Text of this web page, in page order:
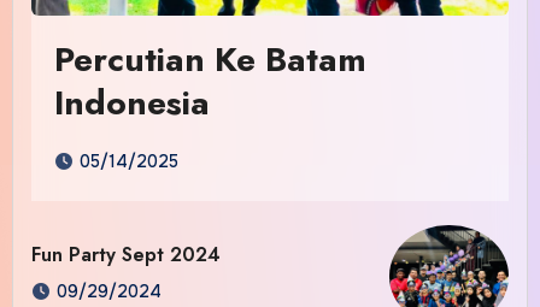
Percutian Ke Batam
Indonesia
05/14/2025
Fun Party Sept 2024
09/29/2024